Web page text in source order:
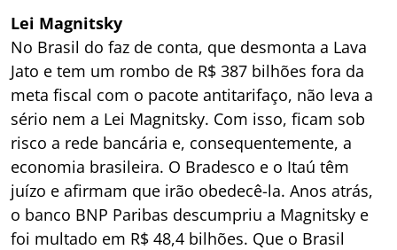
Lei Magnitsky
No Brasil do faz de conta, que desmonta a Lava
Jato e tem um rombo de R$ 387 bilhões fora da
meta fiscal com o pacote antitarifaço, não leva a
sério nem a Lei Magnitsky. Com isso, ficam sob
risco a rede bancária e, consequentemente, a
economia brasileira. O Bradesco e o Itaú têm
juízo e afirmam que irão obedecê-la. Anos atrás,
o banco BNP Paribas descumpriu a Magnitsky e
foi multado em R$ 48,4 bilhões. Que o Brasil